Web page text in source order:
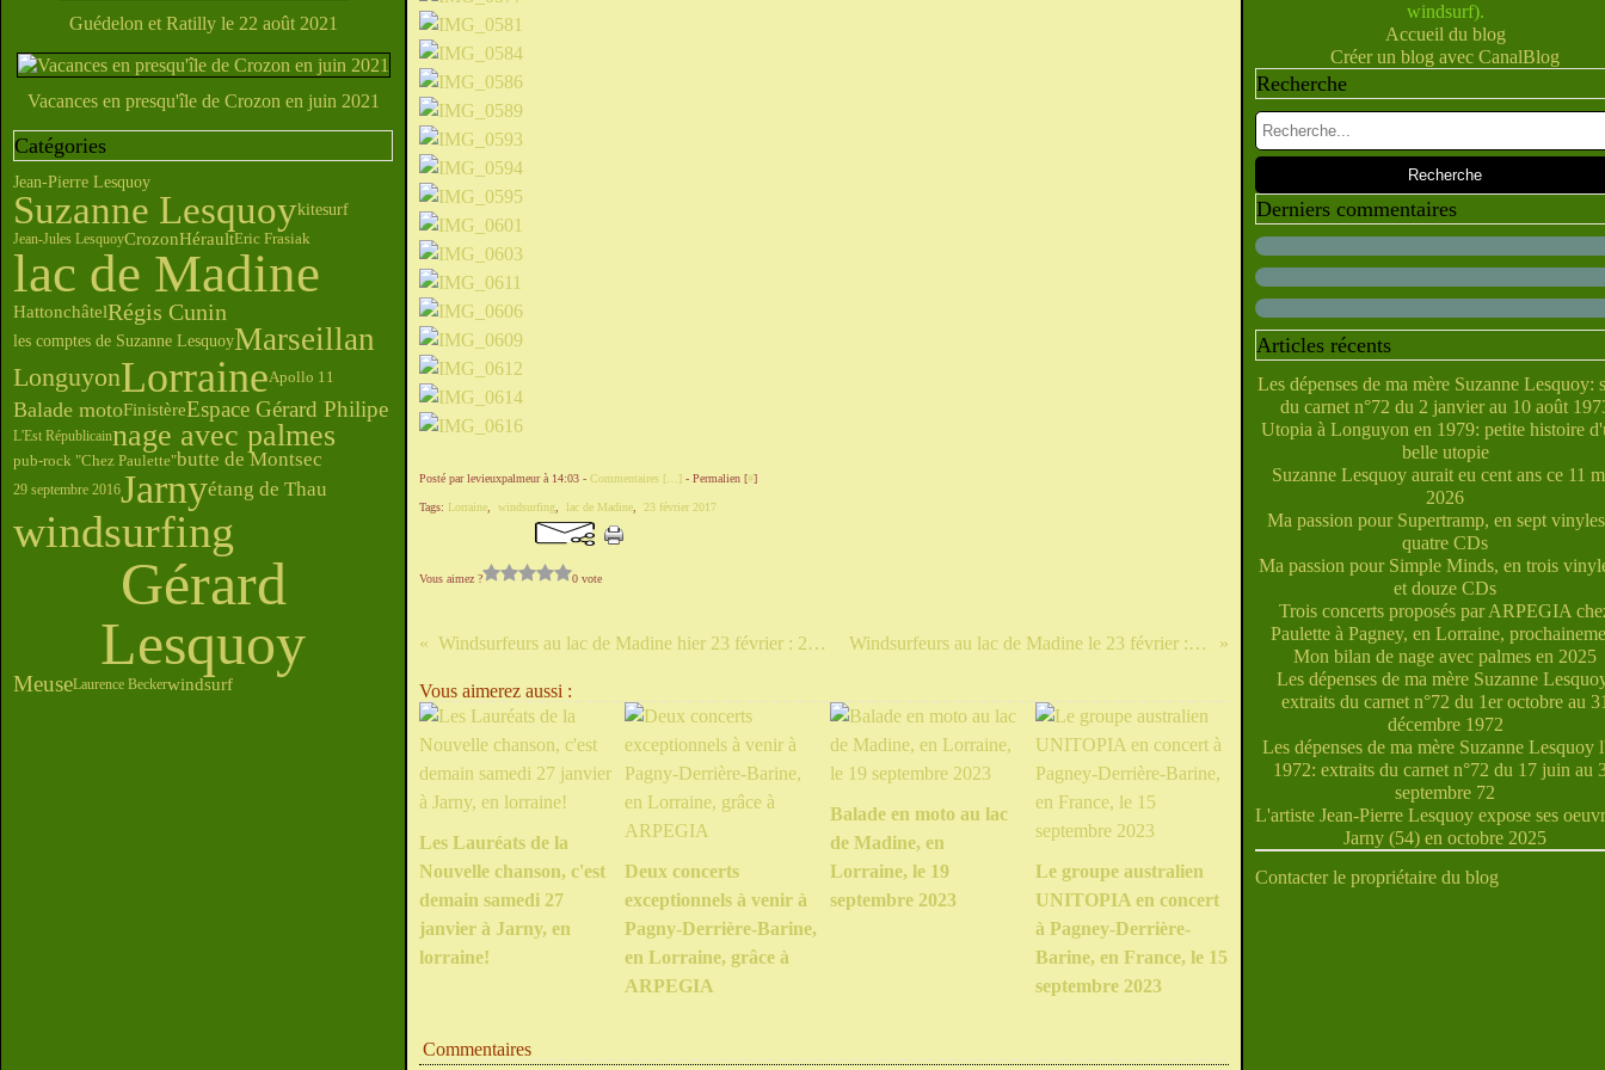
Guédelon et Ratilly le 22 août 2021
Vacances en presqu'île de Crozon en juin 2021
Catégories
Jean-Pierre Lesquoy
Suzanne Lesquoykitesurf
Jean-Jules LesquoyCrozonHéraultEric Frasiak
lac de Madine
HattonchâtelRégis Cunin
les comptes de Suzanne LesquoyMarseillan
LonguyonLorraineApollo 11
Balade motoFinistèreEspace Gérard Philipe
L'Est Républicainnage avec palmes
pub-rock "Chez Paulette"butte de Montsec
29 septembre 2016Jarnyétang de Thau
windsurfing
Gérard
Lesquoy
MeuseLaurence Beckerwindsurf
Posté par levieuxpalmeur à 14:03 - Commentaires [ ] - Permalien [#]
Tags: Lorraine windsurfing lac de Madine 23 février 2017
Vous aimez ? 0 vote
Windsurfeurs au lac de Madine hier 23 février : 20 nouvelles photos Windsurfeurs au lac de Madine le 23 février : nouvelles photos
Vous aimerez aussi :
Les Lauréats de la
Nouvelle chanson, c'est
demain samedi 27
janvier à Jarny, en
lorraine!
Deux concerts
exceptionnels à venir à
Pagny-Derrière-Barine,
en Lorraine, grâce à
ARPEGIA
Balade en moto au lac
de Madine, en
Lorraine, le 19
septembre 2023
Le groupe australien
UNITOPIA en concert
à Pagney-Derrière-
Barine, en France, le 15
septembre 2023
Commentaires
Février(10)
Janvier(14)
Mars(9)
Février(10)
Janvier(10)
Avril(5)
Mars(5)
Février(7)
Mai(10)
Avril(5)
Mars(6)
Janvier(6)
Juin(28)
Mai(28)
Avril(21)
Février(31)
Juillet(40)
Juin(27)
Mai(31)
Mars(38)
Janvier(35)
windsurf).
Accueil du blog
Créer un blog avec CanalBlog
Recherche
Derniers commentaires
Articles récents
Les dépenses de ma mère Suzanne Lesquoy:
du carnet n°72 du 2 janvier au 10 août
Utopia à Longuyon en 1979: petite histoire
belle utopie
Suzanne Lesquoy aurait eu cent ans ce 11
2026
Ma passion pour Supertramp, en sept
quatre CDs
Ma passion pour Simple Minds, en trois
et douze CDs
Trois concerts proposés par ARPEGIA
Paulette à Pagney, en Lorraine,
Mon bilan de nage avec palmes en 2025
Les dépenses de ma mère Suzanne
extraits du carnet n°72 du 1er octobre au
décembre 1972
Les dépenses de ma mère Suzanne Lesquoy
1972: extraits du carnet n°72 du 17 juin au
septembre 72
L'artiste Jean-Pierre Lesquoy expose ses
Jarny (54) en octobre 2025
Contacter le propriétaire du blog